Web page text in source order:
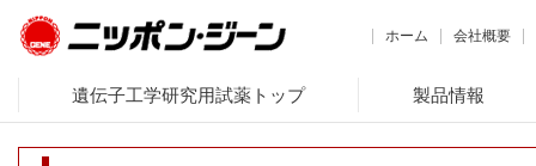
ホーム 会社概要
遺伝子工学研究用試薬トップ 製品情報